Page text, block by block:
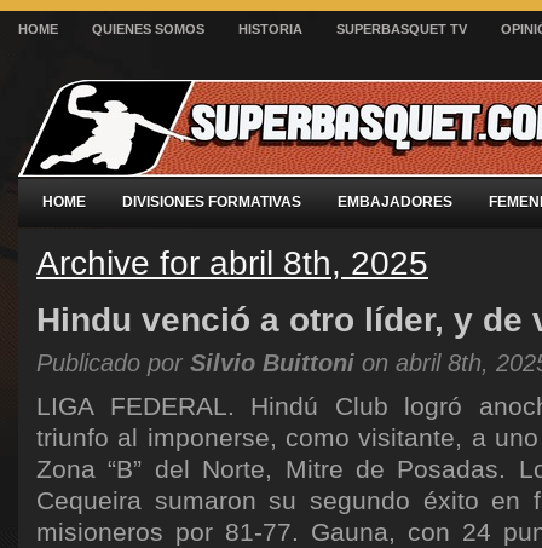
HOME QUIENES SOMOS HISTORIA SUPERBASQUET TV
HOME DIVISIONES FORMATIVAS EMBAJADORES
Archive for abril 8th, 2025
Hindu venció a otro líder, y de
Publicado por Silvio Buittoni on abril 8th,
LIGA FEDERAL. Hindú Club logró
triunfo al imponerse, como visitante, a
Zona “B” del Norte, Mitre de Posadas.
Cequeira sumaron su segundo éxito en
misioneros por 81-77. Gauna, con 24